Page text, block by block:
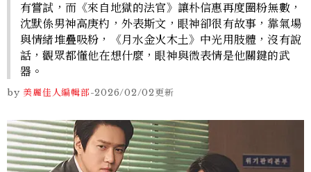
有嘗試，而《來自地獄的法官》讓朴信惠再度圈粉無數，
沈默係男神高庚杓，外表斯文，眼神卻很有故事，靠氣場
與情緒堆疊吸粉，《月水金火木土》中光用肢體，沒有說
話，觀眾都懂他在想什麼，眼神與微表情是他關鍵的武
器。
by 美麗佳人編輯部-2026/02/02更新